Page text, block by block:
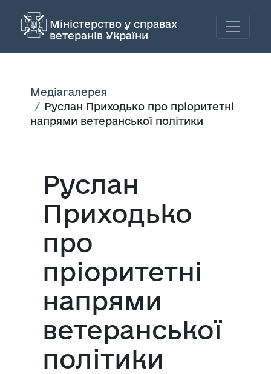
Міністерство у справах
ветеранів України
Медіагалерея
Руслан Приходько про пріоритетні
напрями ветеранської політики
Руслан
Приходько
про
пріоритетні
напрями
ветеранської
політики